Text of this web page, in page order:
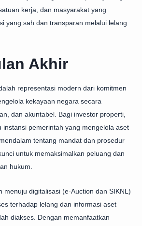
kerja, dan masyarakat yang
yang sah dan transparan melalui lelang
Akhir
representasi modern dari komitmen
kekayaan negara secara
dan akuntabel. Bagi investor properti,
instansi pemerintah yang mengelola aset
tentang mandat dan prosedur
untuk memaksimalkan peluang dan
hukum.
menuju digitalisasi (e-Auction dan SIKNL)
terhadap lelang dan informasi aset
diakses. Dengan memanfaatkan